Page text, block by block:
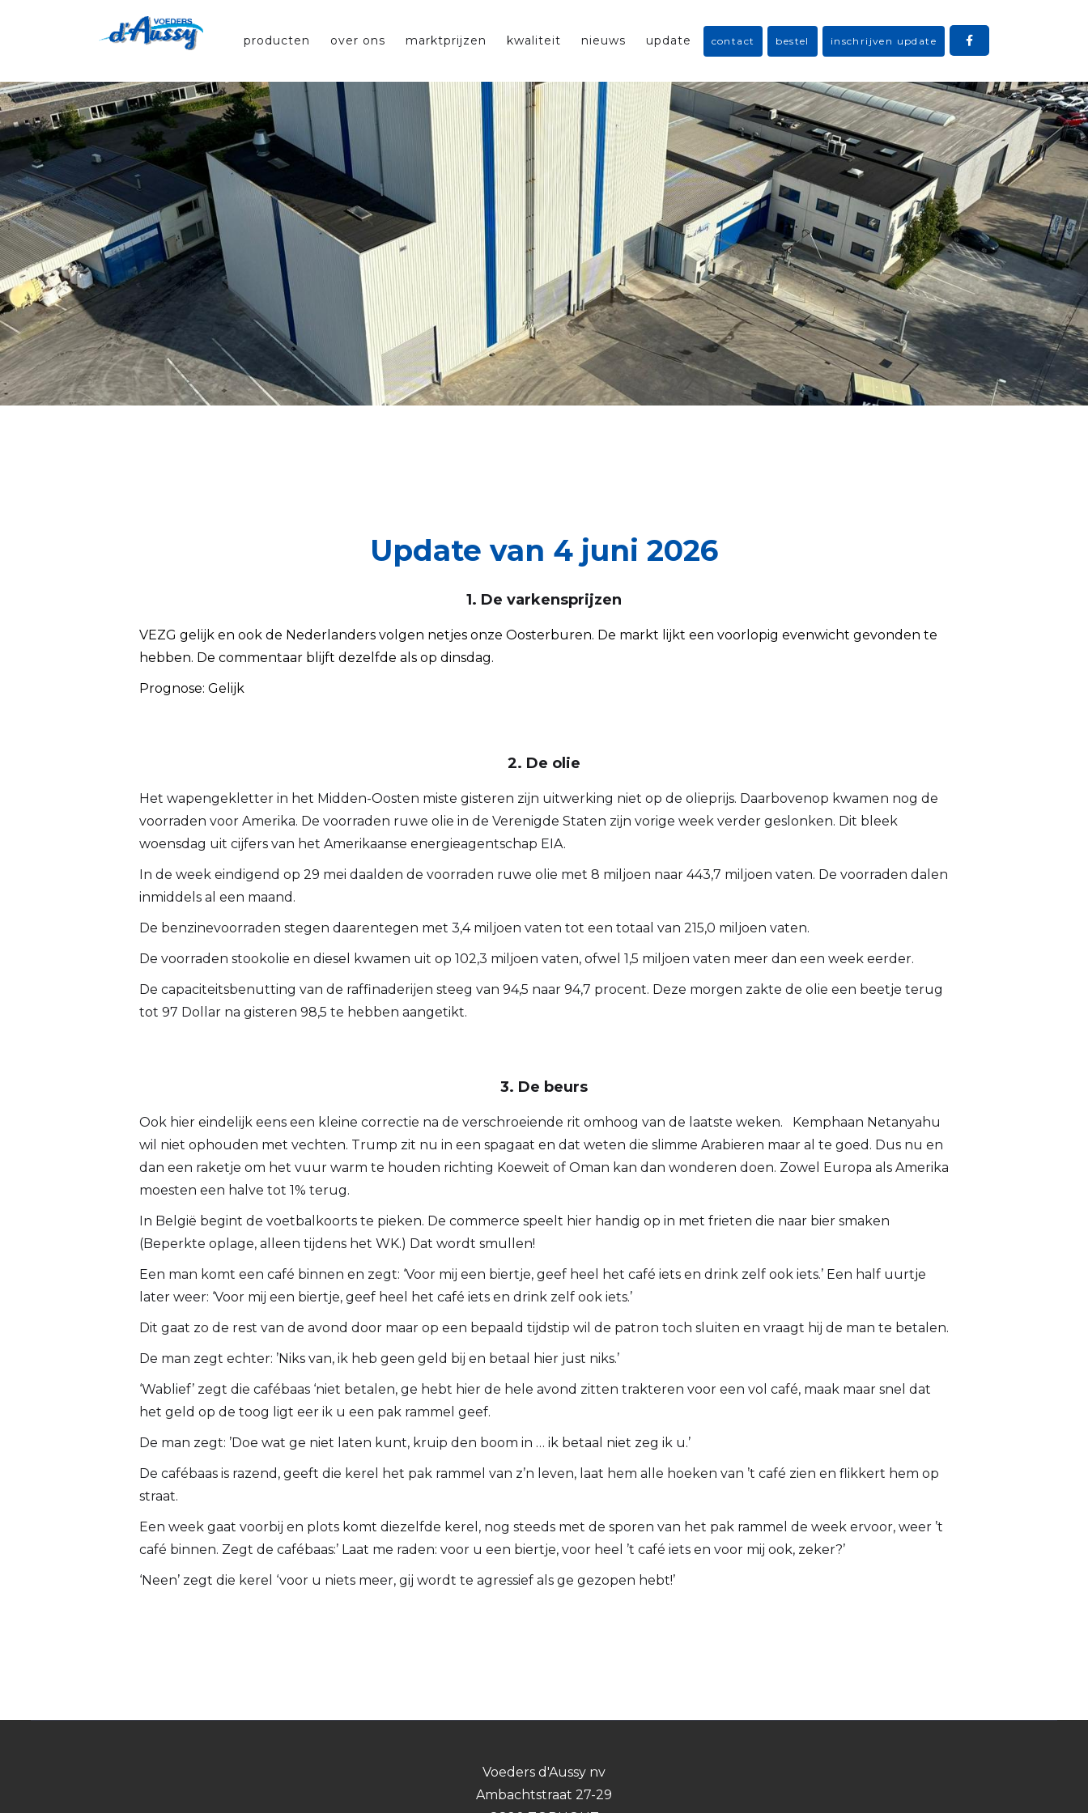
producten over ons marktprijzen kwaliteit nieuws update contact bestel inschrijven update 
Update van 4 juni 2026
1. De varkensprijzen
VEZG gelijk en ook de Nederlanders volgen netjes onze Oosterburen. De markt lijkt een voorlopig evenwicht gevonden te
hebben. De commentaar blijft dezelfde als op dinsdag.
Prognose: Gelijk
2. De olie
Het wapengekletter in het Midden-Oosten miste gisteren zijn uitwerking niet op de olieprijs. Daarbovenop kwamen nog de
voorraden voor Amerika. De voorraden ruwe olie in de Verenigde Staten zijn vorige week verder geslonken. Dit bleek
woensdag uit cijfers van het Amerikaanse energieagentschap EIA.
In de week eindigend op 29 mei daalden de voorraden ruwe olie met 8 miljoen naar 443,7 miljoen vaten. De voorraden dalen
inmiddels al een maand.
De benzinevoorraden stegen daarentegen met 3,4 miljoen vaten tot een totaal van 215,0 miljoen vaten.
De voorraden stookolie en diesel kwamen uit op 102,3 miljoen vaten, ofwel 1,5 miljoen vaten meer dan een week eerder.
De capaciteitsbenutting van de raffinaderijen steeg van 94,5 naar 94,7 procent. Deze morgen zakte de olie een beetje terug
tot 97 Dollar na gisteren 98,5 te hebben aangetikt.
3. De beurs
Ook hier eindelijk eens een kleine correctie na de verschroeiende rit omhoog van de laatste weken. Kemphaan Netanyahu
wil niet ophouden met vechten. Trump zit nu in een spagaat en dat weten die slimme Arabieren maar al te goed. Dus nu en
dan een raketje om het vuur warm te houden richting Koeweit of Oman kan dan wonderen doen. Zowel Europa als Amerika
moesten een halve tot 1% terug.
In België begint de voetbalkoorts te pieken. De commerce speelt hier handig op in met frieten die naar bier smaken
(Beperkte oplage, alleen tijdens het WK.) Dat wordt smullen!
Een man komt een café binnen en zegt: ‘Voor mij een biertje, geef heel het café iets en drink zelf ook iets.’ Een half uurtje
later weer: ‘Voor mij een biertje, geef heel het café iets en drink zelf ook iets.’
Dit gaat zo de rest van de avond door maar op een bepaald tijdstip wil de patron toch sluiten en vraagt hij de man te betalen.
De man zegt echter: ’Niks van, ik heb geen geld bij en betaal hier just niks.’
‘Wablief’ zegt die cafébaas ‘niet betalen, ge hebt hier de hele avond zitten trakteren voor een vol café, maak maar snel dat
het geld op de toog ligt eer ik u een pak rammel geef.
De man zegt: ’Doe wat ge niet laten kunt, kruip den boom in … ik betaal niet zeg ik u.’
De cafébaas is razend, geeft die kerel het pak rammel van z’n leven, laat hem alle hoeken van ’t café zien en flikkert hem op
straat.
Een week gaat voorbij en plots komt diezelfde kerel, nog steeds met de sporen van het pak rammel de week ervoor, weer ’t
café binnen. Zegt de cafébaas:’ Laat me raden: voor u een biertje, voor heel ’t café iets en voor mij ook, zeker?’
‘Neen’ zegt die kerel ‘voor u niets meer, gij wordt te agressief als ge gezopen hebt!’
Voeders d'Aussy nv
Ambachtstraat 27-29